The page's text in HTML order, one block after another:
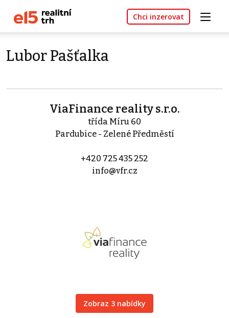
Chci inzerovat
Lubor Pašťalka
ViaFinance reality s.r.o.
třída Míru 60
Pardubice - Zelené Předměstí
+420 725 435 252
info@vfr.cz
Zobraz 3 nabídky